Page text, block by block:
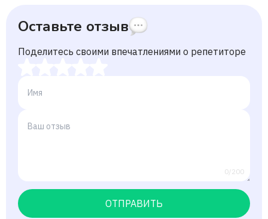
Оставьте отзыв
Поделитесь своими впечатлениями о репетиторе
0/200
ОТПРАВИТЬ